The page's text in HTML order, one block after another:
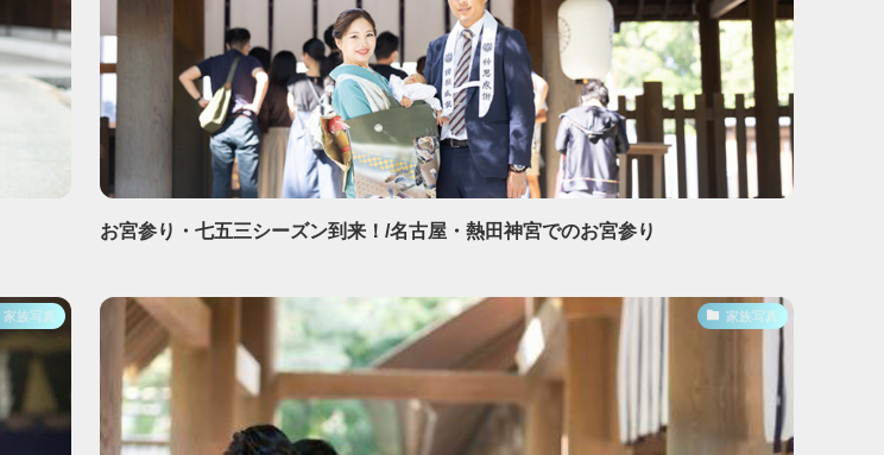
お宮参り・七五三シーズン到来！/名古屋・熱田神宮でのお宮参り
家族写真 家族写真